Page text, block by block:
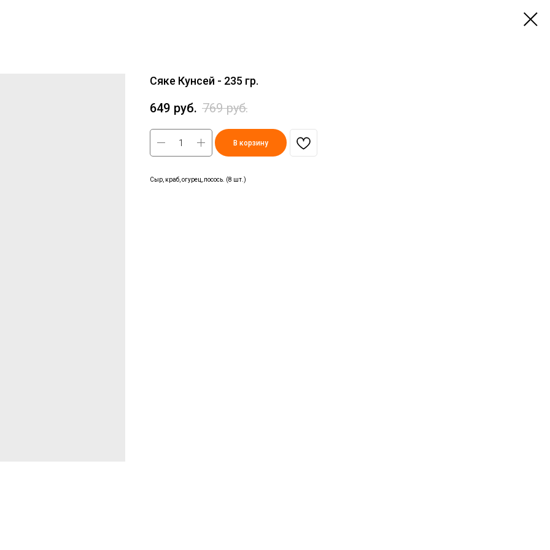
Сяке Кунсей - 235 гр.
649 руб. 769 руб.
В корзину
Сыр, краб, огурец, лосось. (8 шт.)